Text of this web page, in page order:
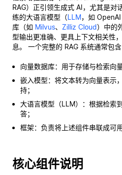
RAG）正引领生成式 AI，尤其是对
练的大语言模型（LLM，如
库（如 Milvus、 Zilliz Cloud）中的
型输出更准确、更具上下文相关性
息。 一个完整的 RAG 系统通常包
向量数据库：用于存储与检索向
嵌入模型：将文本转为向量表示
持；
大语言模型（LLM）：根据检索
答；
框架：负责将上述组件串联成可
核心组件说明